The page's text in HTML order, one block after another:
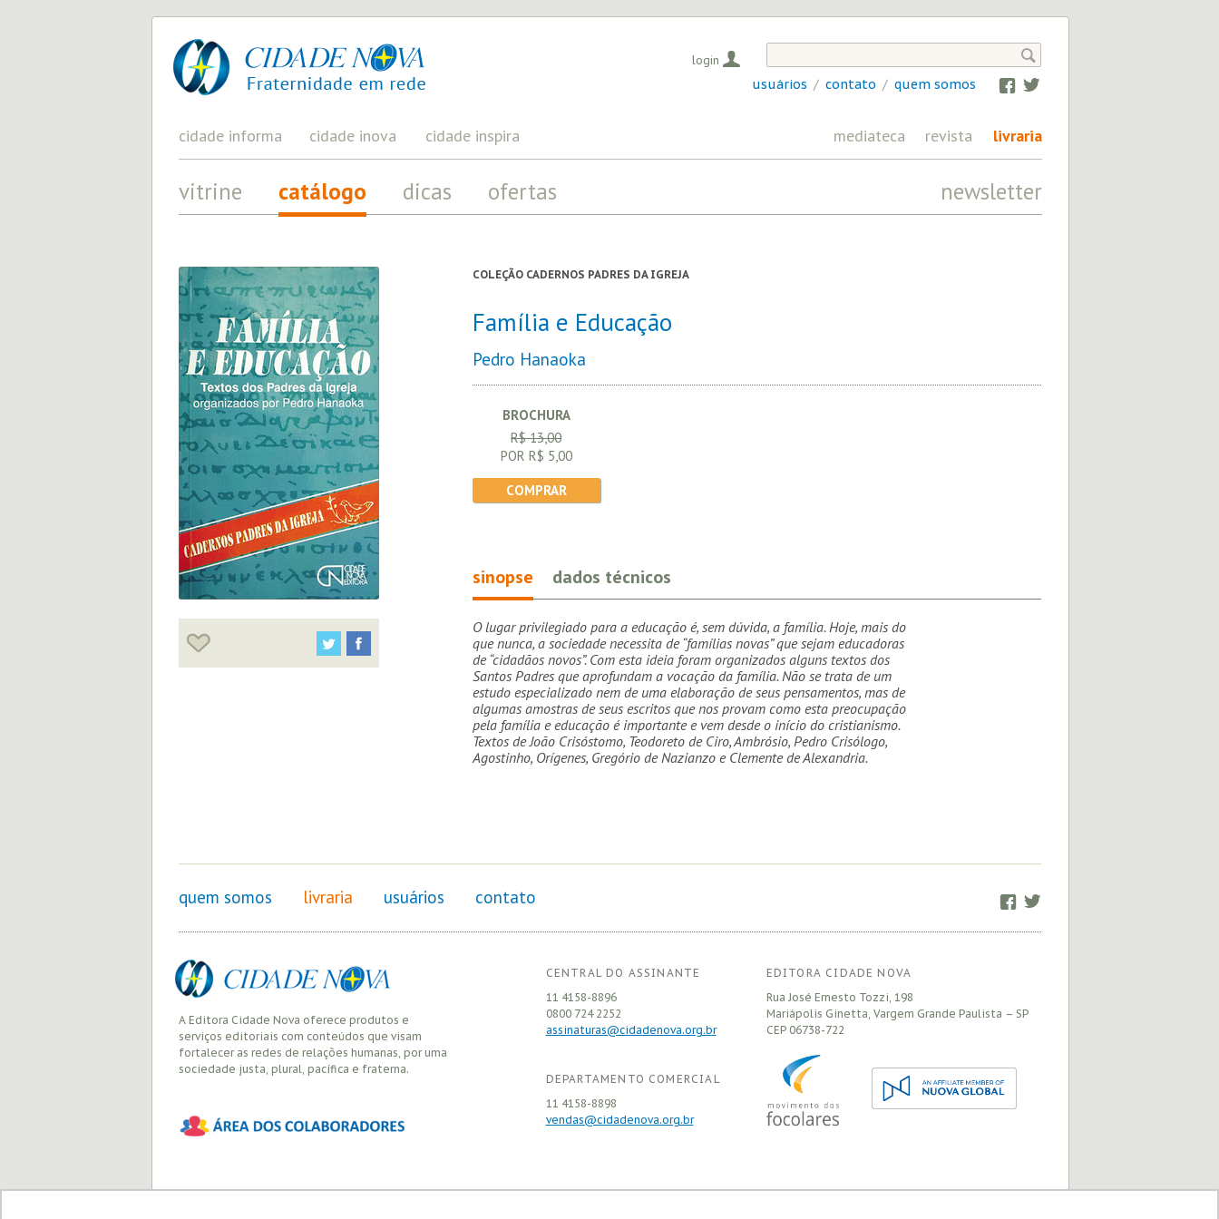
cidade
nova
UM
PROJETO
PELA
FRATERNIDADE
cidade informa cidade inova cidade inspira mediateca revista livraria
vitrine catálogo dicas ofertas newsletter

login
usuários / contato / quem somos Facebook
Twitter
COLEÇÃO CADERNOS PADRES DA IGREJA
Família e Educação
Pedro Hanaoka
BROCHURA
R$ 13,00
POR R$ 5,00
COMPRAR
sinopse dados técnicos
O lugar privilegiado para a educação é, sem dúvida, a família. Hoje, mais do
que nunca, a sociedade necessita de “famílias novas” que sejam educadoras
de “cidadãos novos”. Com esta ideia foram organizados alguns textos dos
Santos Padres que aprofundam a vocação da família. Não se trata de um
estudo especializado nem de uma elaboração de seus pensamentos, mas de
algumas amostras de seus escritos que nos provam como esta preocupação
pela família e educação é importante e vem desde o início do cristianismo.
Textos de João Crisóstomo, Teodoreto de Ciro, Ambrósio, Pedro Crisólogo,
Agostinho, Orígenes, Gregório de Nazianzo e Clemente de Alexandria.
quem somos livraria usuários contato Facebook
Twitter
A Editora Cidade Nova oferece produtos e
serviços editoriais com conteúdos que visam
fortalecer as redes de relações humanas, por uma
sociedade justa, plural, pacífica e fraterna.
CENTRAL DO ASSINANTE
11 4158-8896
0800 724 2252
assinaturas@cidadenova.org.br
DEPARTAMENTO COMERCIAL
11 4158-8898
vendas@cidadenova.org.br
EDITORA CIDADE NOVA
Rua José Ernesto Tozzi, 198
Mariápolis Ginetta, Vargem Grande Paulista – SP
CEP06738-722